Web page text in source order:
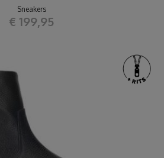
Sneakers
€ 199,95